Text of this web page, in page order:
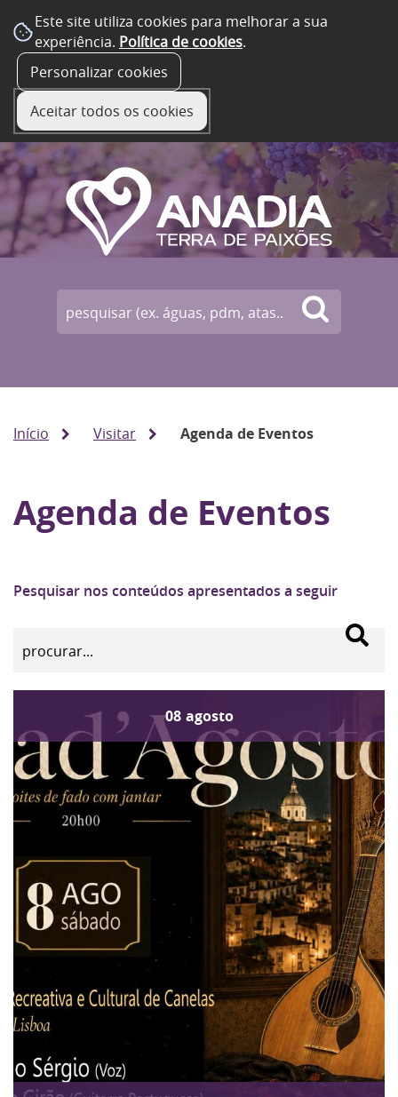
Este site utiliza cookies para melhorar a sua
experiência. Política de cookies.
Personalizar cookies
Aceitar todos os cookies
Início Visitar Agenda de Eventos
Agenda de Eventos
Pesquisar nos conteúdos apresentados a seguir
08 agosto